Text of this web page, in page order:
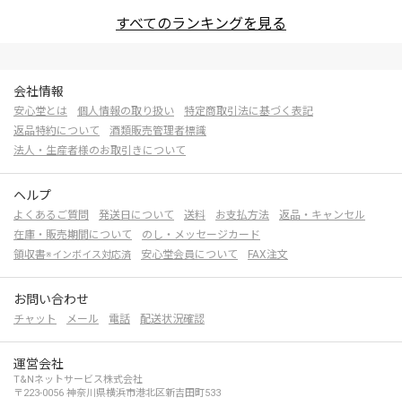
すべてのランキングを見る
会社情報
安心堂とは 個人情報の取り扱い
特定商取引法に基づく表記
返品特約について
酒類販売管理者標識
法人・生産者様のお取引きについて
ヘルプ
よくあるご質問 発送日について 送料 お支払方法
返品・キャンセル
在庫・販売期間について
のし・メッセージカード
領収書※インボイス対応済 安心堂会員について FAX注文
お問い合わせ
チャット メール 電話 配送状況確認
運営会社
T&Nネットサービス株式会社
〒223-0056 神奈川県横浜市港北区新吉田町533